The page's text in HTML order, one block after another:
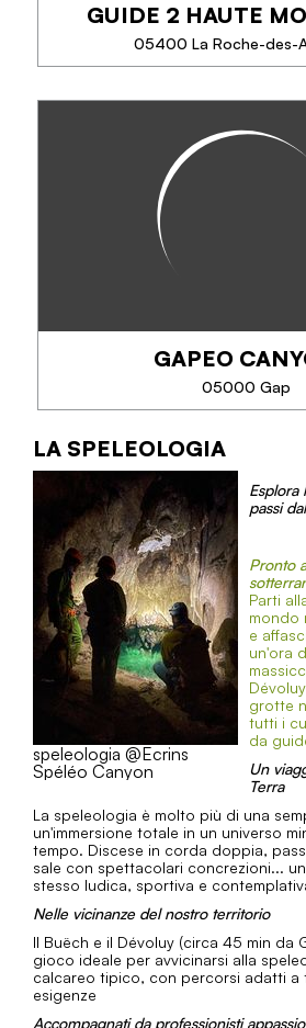
TELEFONO
SAPERNE DI
GUIDE 2 HAUTE
05400 La Roche-des-
GUIDE 2 HAUTE
A la découverte de notre belle
d’activités sportives et accessibles.
été : canyoning, via ferrata,
Hiver : ski de randonnée, cascade
TELEFONO
SAPERNE DI
GAPEO
05000 Gap
GAPEO CANYON
Gapeo vous propose des sorties
ans, pour débutants et confirmés.
toboggans au cœur des Alpes du
groupes de 8 personnes
TELEFONO
SAPERNE DI
LA SPELEOLOGIA
speleologia @Ecrins
Spéléo Canyon
Esplora
passi
Pronto
Parti
mondo
e
un'ora
grotte
tutti i
da
Un
Terra
La speleologia è molto più di una
un'immersione totale in un universo
tempo. Discese in corda doppia,
sale con spettacolari concrezioni...
stesso ludica, sportiva e
Nelle vicinanze del nostro territorio
Il Buëch e il Dévoluy (circa 45 min da
gioco ideale per avvicinarsi alla
calcareo tipico, con percorsi adatti a
esigenze
Accompagnati da professionisti